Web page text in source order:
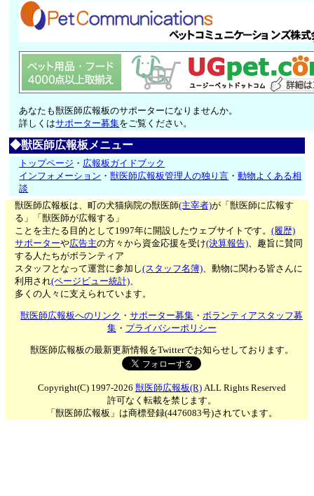
あなたも獣医師広報板のサポーターになりませんか。
詳しくはサポーター募集をご覧ください。
◆獣医師広報板メニュー
トップページ ・ 広報板ガイドブック
インフォメーション ・獣医師広報板管理人の独り言 ・動物よくある相
談
獣医師広報板は、町の犬猫病院の獣医師(主宰者)が「獣医師に広報す
る」「獣医師が広報する」
ことを主たる目的として1997年に開設したウェブサイトです。(履歴)
サポーターや広告主の方々から資金応援を受け(決算報告)、趣旨に賛同
する人たちがボランティア
スタッフとなって運営に参加し(スタッフ名簿)、動物に関わる皆さんに
利用され(ページビュー統計)、
多くの人々に支えられています。
獣医師広報板へのリンク ・サポーター募集 ・ボランティアスタッフ募
集・ プライバシーポリシー
獣医師広報板の最新更新情報をTwitterでお知らせしております。
Copyright(C) 1997-2026 獣医師広報板(R)ALL Rights Reserved
許可なく転載を禁じます。
「獣医師広報板」は商標登録(4476083号)されています。